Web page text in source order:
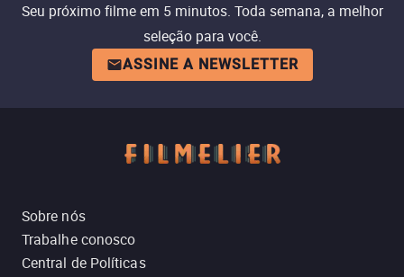
Seu próximo filme em 5 minutos. Toda semana, a melhor
seleção para você.
ASSINE A NEWSLETTER
Sobre nós
Trabalhe conosco
Central de Políticas